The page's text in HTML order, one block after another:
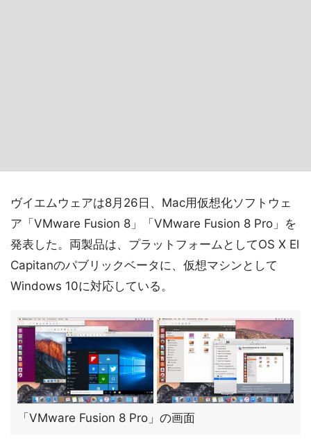
ヴイエムウェアは8月26日、Mac用仮想化ソフトウェ
ア「VMware Fusion 8」「VMware Fusion 8 Pro」を
発表した。両製品は、プラットフォームとしてOS X El
Capitanのパブリックベータに、仮想マシンとして
Windows 10に対応している。
「VMware Fusion 8 Pro」の画面